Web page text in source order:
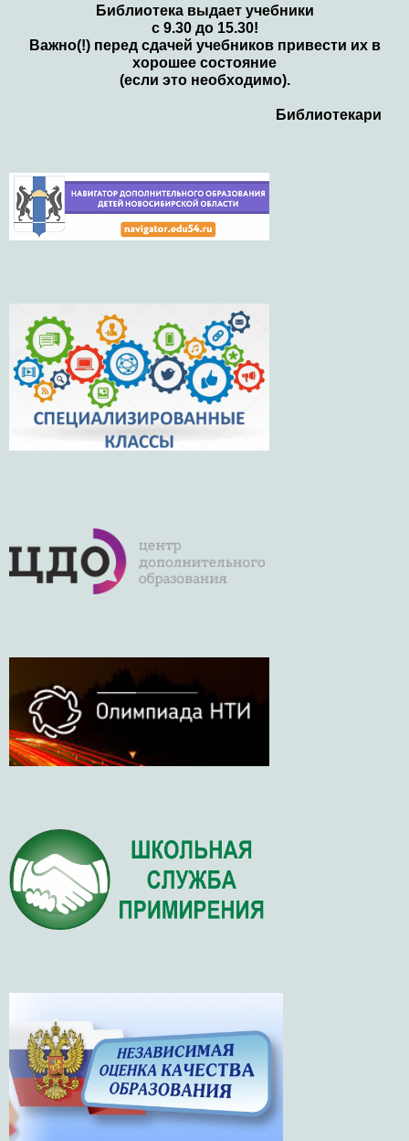
Библиотека выдает учебники
с 9.30 до 15.30!
Важно(!) перед сдачей учебников привести их в
хорошее состояние
(если это необходимо).
Библиотекари